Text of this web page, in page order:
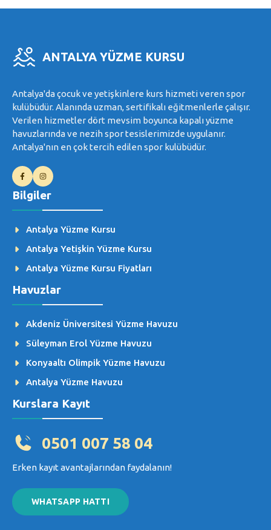
ANTALYA YÜZME KURSU
Antalya'da çocuk ve yetişkinlere kurs hizmeti veren spor
kulübüdür. Alanında uzman, sertifikalı eğitmenlerle çalışır.
Verilen hizmetler dört mevsim boyunca kapalı yüzme
havuzlarında ve nezih spor tesislerimizde uygulanır.
Antalya'nın en çok tercih edilen spor kulübüdür.
Bilgiler
Antalya Yüzme Kursu
Antalya Yetişkin Yüzme Kursu
Antalya Yüzme Kursu Fiyatları
Havuzlar
Akdeniz Üniversitesi Yüzme Havuzu
Süleyman Erol Yüzme Havuzu
Konyaaltı Olimpik Yüzme Havuzu
Antalya Yüzme Havuzu
Kurslara Kayıt
0501 007 58 04
Erken kayıt avantajlarından faydalanın!
WHATSAPP HATTI